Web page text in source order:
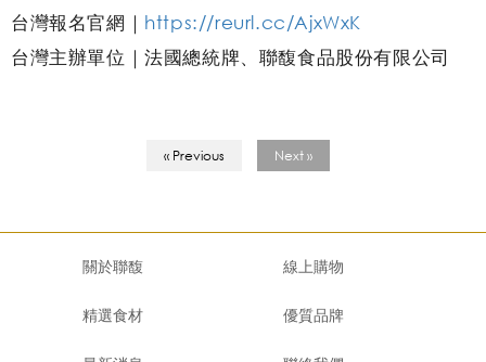
台灣報名官網｜ https://reurl.cc/AjxWxK
台灣主辦單位｜法國總統牌、聯馥食品股份有限公司
« Previous Next »
關於聯馥 線上購物
精選食材 優質品牌